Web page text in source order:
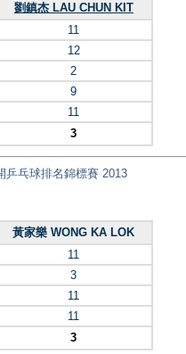
劉鎮杰 LAU CHUN KIT
11
12
2
9
11
3
乒乓球排名錦標賽 2013
黃家樂 WONG KA LOK
11
3
11
11
3